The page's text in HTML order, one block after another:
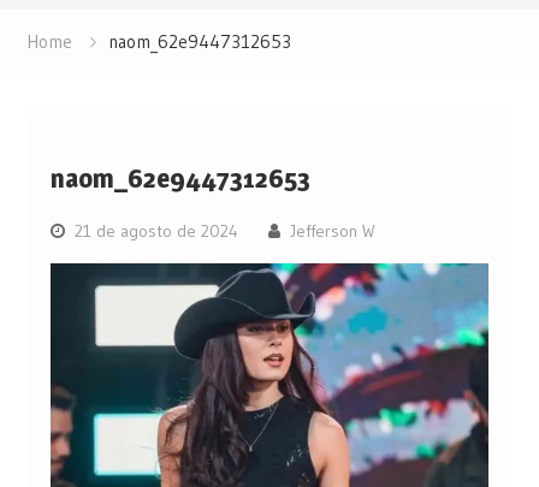
Home naom_62e9447312653
naom_62e9447312653
21 de agosto de 2024 Jefferson W